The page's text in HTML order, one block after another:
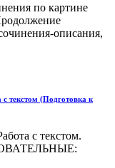
по картине
описания,
текстом (Подготовка к
с текстом.